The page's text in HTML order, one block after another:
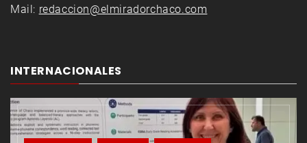
Mail: redaccion@elmiradorchaco.com
INTERNACIONALES